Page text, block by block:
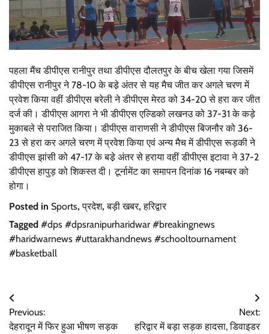
पहला मैंच डीपीएस रानीपुर तथा डीपीएस दौलतपुर के बीच खेला गया जिसमें
डीपीएस रानीपुर ने 78-10 के बडे़ अंतर से यह मैच जीत कर अगले चरण में
प्रवेश किया वहीं डीपीएस बरेली ने डीपीएस मेरठ को 34-20 से हरा कर जीत
दर्ज की। डीपीएस आगरा ने भी डीपीएस एल्डिको लखनउ को 37-31 के कड़े
मुकाबले से पराजित किया। डीपीएस वाराणसी ने डीपीएस बिजनौर को 36-
23 से हरा कर अगले चरण में प्रवेश किया एवं अन्य मैच में डीपीएस रूड़की ने
डीपीएस झांसी को 47-17 के बडे़ अंतर से हराया वहीं डीपीएस इटावा ने 37-2
डीपीएस हापुड़ को शिकस्त दी। टूर्नामेंट का समापन दिनांक 16 नबम्बर को
होगा।
Posted in Sports,प्रदेश,बड़ी खबर,हरिद्वार
Tagged #dps #dpsranipurharidwar #breakingnews
#haridwarnews #uttarakhandnews #schooltournament
#basketball
Post
navigation
Previous:
देहरादून में फिर हुआ भीषण सड़क
Next:
हरिद्वार में बड़ा सड़क हादसा, डिवाइडर